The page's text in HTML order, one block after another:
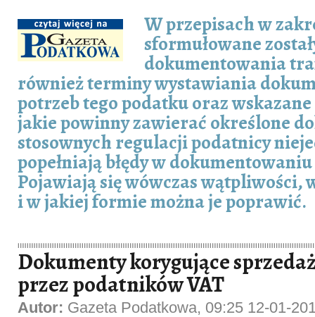
W przepisach w
sformułowane
dokumentowania
również terminy wystawiania
potrzeb tego podatku oraz wskazane
jakie powinny zawierać określone
stosownych regulacji podatnicy
popełniają błędy w
Pojawiają się wówczas wątpliwości,
i w jakiej formie można je poprawić.
Dokumenty korygujące
przez podatników VAT
Autor: Gazeta Podatkowa, 09:25 12-01-